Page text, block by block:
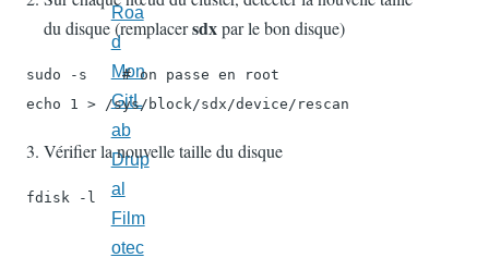
du disque (remplacersdxpar le bon disque)
   sudo -s    # on passe en root
   echo 1 > /sys/block/sdx/device/rescan
Vérifier la nouvelle taille du disque
   fdisk -l
Roa
d
Mon
GitL
ab
Drup
al
Film
otec